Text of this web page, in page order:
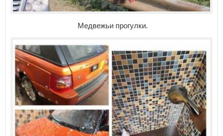
Медвежьи прогулки.